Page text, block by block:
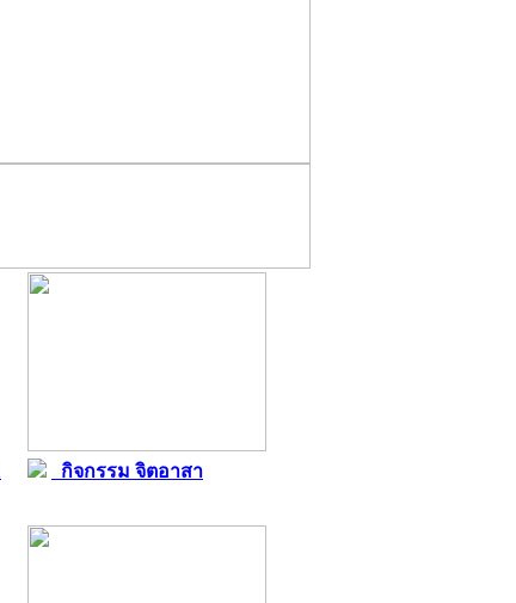
กิจกรรม จิตอาสา